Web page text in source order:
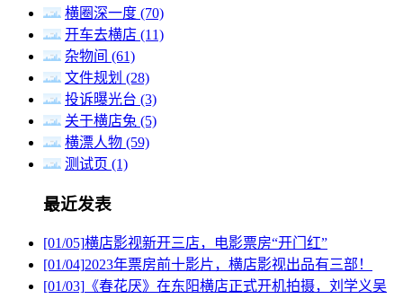
横圈深一度 (70)
开车去横店 (11)
杂物间 (61)
文件规划 (28)
投诉曝光台 (3)
关于横店兔 (5)
横漂人物 (59)
测试页 (1)
最近发表
[01/05]横店影视新开三店，电影票房“开门红”
[01/04]2023年票房前十影片，横店影视出品有三部！
[01/03] 《春花厌》在东阳横店正式开机拍摄，刘学义吴